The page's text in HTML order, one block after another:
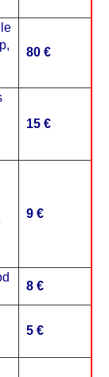
80 €
15 €
9 €
8 €
5 €